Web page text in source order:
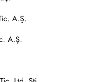
A.Ş.
A.Ş.